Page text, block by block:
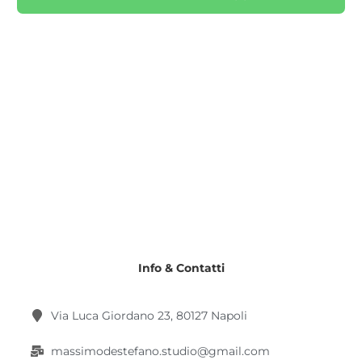
Info & Contatti
Via Luca Giordano 23, 80127 Napoli
massimodestefano.studio@gmail.com